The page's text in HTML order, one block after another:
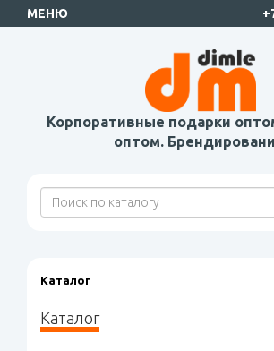
МЕНЮ
Корпоративные подарки
оптом.
Каталог
Каталог